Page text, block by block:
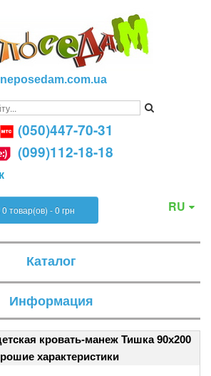
neposedam.com.ua
(050)447-70-31
(099)112-18-18
RU
0 товар(ов) - 0 грн
Каталог
Информация
кровать-манеж Тишка 90х200
характеристики